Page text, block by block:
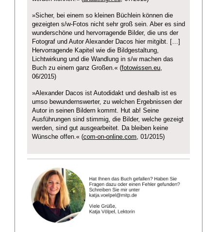
»Sicher, bei einem so kleinen Büchlein können die
gezeigten s/w-Fotos nicht sehr groß sein. Aber es sind
wunderschöne und hervorragende Bilder, die uns der
Fotograf und Autor Alexander Dacos hier mitgibt. […]
Hervorragende Kapitel wie die Bildgestaltung,
Lichtwirkung und die Wandlung in s/w machen das
Buch zu einem ganz Großen.« (fotowissen.eu,
06/2015)
»Alexander Dacos ist Autodidakt und deshalb ist es
umso bewundernswerter, zu welchen Ergebnissen der
Autor in seinen Bildern kommt. Hut ab! Seine
Ausführungen sind stimmig, die Bilder, welche gezeigt
werden, sind gut ausgearbeitet. Da bleiben keine
Wünsche offen.« (com-on-online.com, 01/2015)